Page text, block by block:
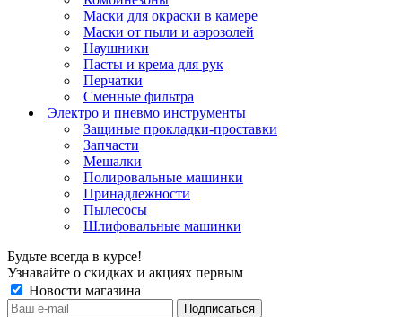
Маски для окраски в камере
Маски от пыли и аэрозолей
Наушники
Пасты и крема для рук
Перчатки
Сменные фильтра
Электро и пневмо инструменты
Защиные прокладки-проставки
Запчасти
Мешалки
Полировальные машинки
Принадлежности
Пылесосы
Шлифовальные машинки
Будьте всегда в курсе!
Узнавайте о скидках и акциях первым
Новости магазина